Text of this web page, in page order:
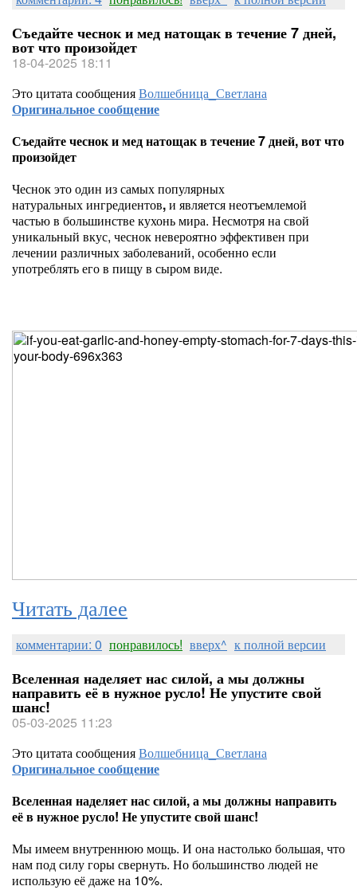
Съедайте чеснок и мед натощак в течение 7 дней,
вот что произойдет
18-04-2025 18:11
Это цитата сообщенияВолшебница_Светлана
Оригинальное сообщение
Съедайте чеснок и мед натощак в течение 7 дней, вот что
произойдет
Чеснок это один из самых популярных
натуральных ингредиентов,и является неотъемлемой
частью в большинстве кухонь мира. Несмотря на свой
уникальный вкус, чеснок невероятно эффективен при
лечении различных заболеваний, особенно если
употреблять его в пищу в сыром виде.
Читать далее
комментарии: 0 понравилось! вверх^ к полной версии
Вселенная наделяет нас силой, а мы должны
направить её в нужное русло! Не упустите свой
шанс!
05-03-2025 11:23
Это цитата сообщенияВолшебница_Светлана
Оригинальное сообщение
Вселенная наделяет нас силой, а мы должны направить
её в нужное русло! Не упустите свой шанс!
Мы имеем внутреннюю мощь. И она настолько большая, что
нам под силу горы свернуть. Но большинство людей не
использую её даже на 10%.